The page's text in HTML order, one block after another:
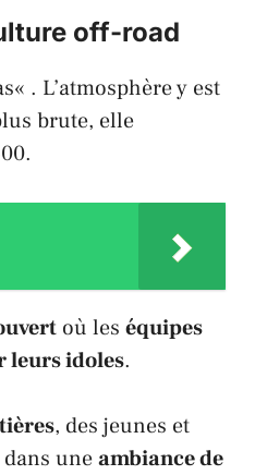
off-road
« . L’atmosphère y est
brute, elle
.
où les équipes
leurs idoles.
, des jeunes et
uneambiance de